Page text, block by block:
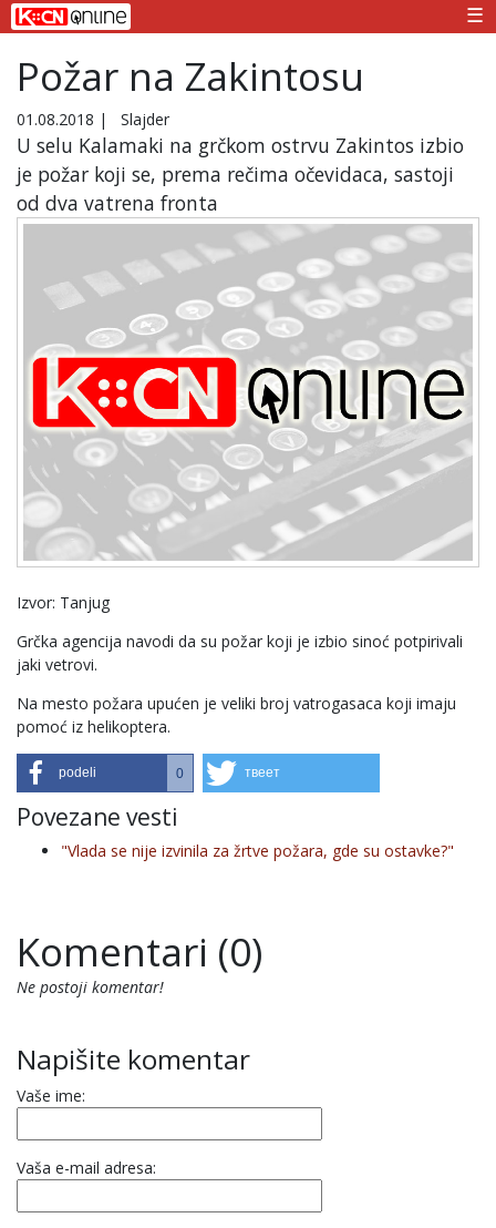
☰
Požar na Zakintosu
01.08.2018 | Slajder
U selu Kalamaki na grčkom ostrvu Zakintos izbio
je požar koji se, prema rečima očevidaca, sastoji
od dva vatrena fronta
Izvor: Tanjug
Grčka agencija navodi da su požar koji je izbio sinoć potpirivali
jaki vetrovi.
Na mesto požara upućen je veliki broj vatrogasaca koji imaju
pomoć iz helikoptera.
podeli 0 твеет
Povezane vesti
"Vlada se nije izvinila za žrtve požara, gde su ostavke?"
Komentari (0)
Ne postoji komentar!
Napišite komentar
Vaše ime:
Vaša e-mail adresa: